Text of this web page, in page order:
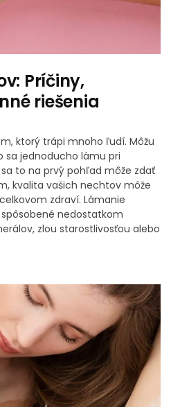
Príčiny,
riešenia
ktorý trápi mnoho ľudí. Môžu
sa jednoducho lámu pri
to na prvý pohľad môže zdať
kvalita vašich nechtov môže
zdraví. Lámanie
nedostatkom
zlou starostlivosťou alebo